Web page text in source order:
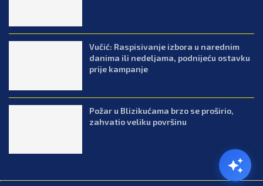
Vučić: Raspisivanje izbora u narednim
danima ili nedeljama, podnijeću ostavku
prije kampanje
Požar u Blizikućama brzo se proširio,
zahvatio veliku površinu